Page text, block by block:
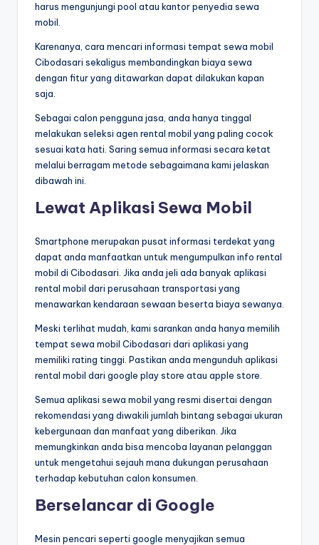
harus mengunjungi pool atau kantor penyedia sewa
mobil.
Karenanya, cara mencari informasi tempat sewa mobil
Cibodasari sekaligus membandingkan biaya sewa
dengan fitur yang ditawarkan dapat dilakukan kapan
saja.
Sebagai calon pengguna jasa, anda hanya tinggal
melakukan seleksi agen rental mobil yang paling cocok
sesuai kata hati. Saring semua informasi secara ketat
melalui berragam metode sebagaimana kami jelaskan
dibawah ini.
Lewat Aplikasi Sewa Mobil
Smartphone merupakan pusat informasi terdekat yang
dapat anda manfaatkan untuk mengumpulkan info rental
mobil di Cibodasari. Jika anda jeli ada banyak aplikasi
rental mobil dari perusahaan transportasi yang
menawarkan kendaraan sewaan beserta biaya sewanya.
Meski terlihat mudah, kami sarankan anda hanya memilih
tempat sewa mobil Cibodasari dari aplikasi yang
memiliki rating tinggi. Pastikan anda mengunduh aplikasi
rental mobil dari google play store atau apple store.
Semua aplikasi sewa mobil yang resmi disertai dengan
rekomendasi yang diwakili jumlah bintang sebagai ukuran
kebergunaan dan manfaat yang diberikan. Jika
memungkinkan anda bisa mencoba layanan pelanggan
untuk mengetahui sejauh mana dukungan perusahaan
terhadap kebutuhan calon konsumen.
Berselancar di Google
Mesin pencari seperti google menyajikan semua